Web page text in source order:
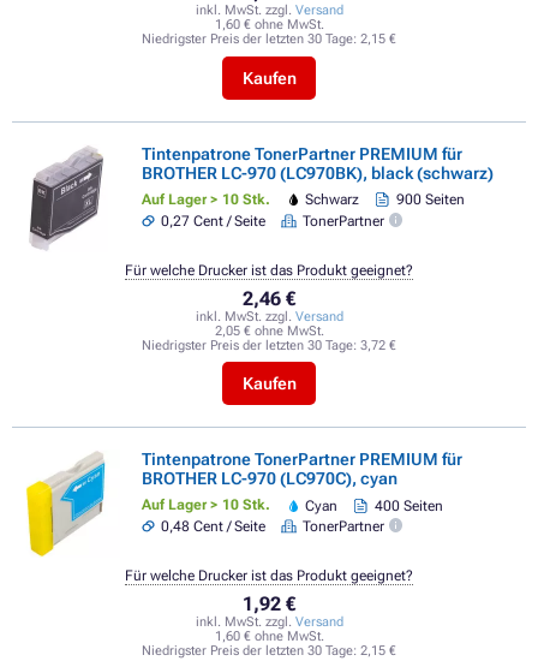
inkl. MwSt. zzgl. Versand
1,60 € ohne MwSt.
Niedrigster Preis der letzten 30 Tage: 2,15 €
Kaufen
Tintenpatrone TonerPartner PREMIUM für
BROTHER LC-970 (LC970BK), black (schwarz)
Auf Lager > 10 Stk. Schwarz
900 Seiten
0,27 Cent / Seite
TonerPartner
2,46 €
inkl. MwSt. zzgl. Versand
2,05 € ohne MwSt.
Niedrigster Preis der letzten 30 Tage: 3,72 €
Kaufen
Für welche Drucker ist das Produkt geeignet?
Tintenpatrone TonerPartner PREMIUM für
BROTHER LC-970 (LC970C), cyan
Auf Lager > 10 Stk. Cyan
400 Seiten
0,48 Cent / Seite
TonerPartner
1,92 €
inkl. MwSt. zzgl. Versand
1,60 € ohne MwSt.
Niedrigster Preis der letzten 30 Tage: 2,15 €
Für welche Drucker ist das Produkt geeignet?